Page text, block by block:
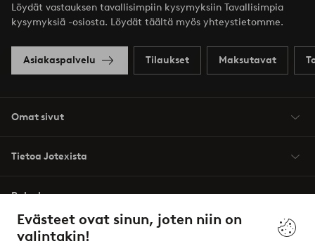
Evästeet ovat sinun, joten niin on
valintakin!
Löydät vastauksen tavallisimpiin kysymyksiin Tavallisimpia
kysymyksiä -osiosta. Löydät täältä myös yhteystietomme.
Asiakaspalvelu Tilaukset Maksutavat
Omat sivut
Tietoa Jotexista
Palvelumme
Ehdot